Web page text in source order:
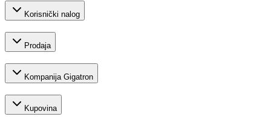
Korisnički nalog
Prodaja
Kompanija Gigatron
Kupovina